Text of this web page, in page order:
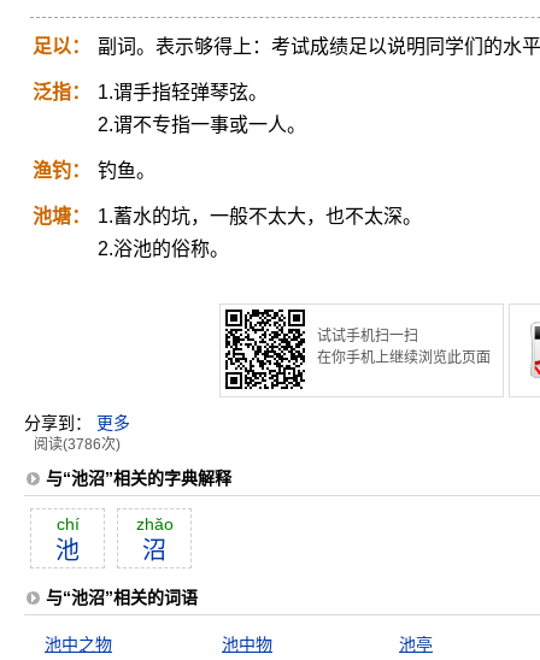
足以： 副词。表示够得上：考试成绩足以说明同学们的水
泛指：
1.谓手指轻弹琴弦。
2.谓不专指一事或一人。
渔钓： 钓鱼。
池塘：
1.蓄水的坑，一般不太大，也不太深。
2.浴池的俗称。
试试手机扫一扫
在你手机上继续浏览此页面
分享到： 更多
阅读(3786次)
与“池沼”相关的字典解释
chí
池
zhăo
沼
与“池沼”相关的词语
池中之物 池中物
池亭